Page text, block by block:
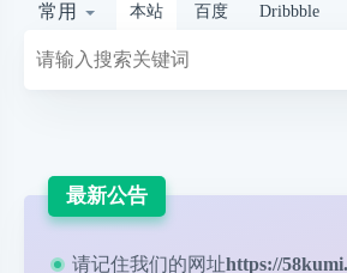
常用 本站 百度 Dribbble
最新公告
请记住我们的网址https://